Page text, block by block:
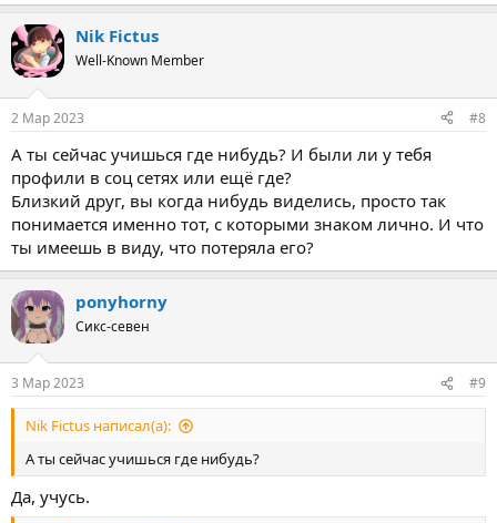
к
ц
и
Nik Fictus
Well-Known Member
2 Мар 2023 #8
А ты сейчас учишься где нибудь? И были ли у тебя
профили в соц сетях или ещё где?
Близкий друг, вы когда нибудь виделись, просто так
понимается именно тот, с которыми знаком лично. И что
ты имеешь в виду, что потеряла его?
ponyhorny
Сикс-севен
3 Мар 2023 #9
Nik Fictus написал(а):
А ты сейчас учишься где нибудь?
Да, учусь.